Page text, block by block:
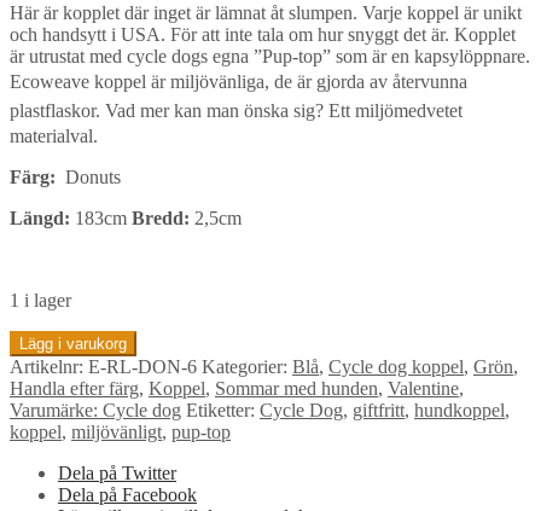
Här är kopplet där inget är lämnat åt slumpen. Varje koppel är unikt
och handsytt i USA. För att inte tala om hur snyggt det är. Kopplet
är utrustat med cycle dogs egna ”Pup-top” som är en kapsylöppnare.
Ecoweave koppel är miljövänliga, de är gjorda av återvunna
plastflaskor. Vad mer kan man önska sig? Ett miljömedvetet
materialval.
Färg: Donuts
Längd: 183cm Bredd: 2,5cm
1 i lager
Cycle
Dog
EcoWeave
Koppel
-
Donuts
mängd
Lägg i varukorg
Artikelnr: E-RL-DON-6 Kategorier: Blå, Cycle dog koppel, Grön,
Handla efter färg, Koppel, Sommar med hunden, Valentine,
Varumärke: Cycle dog Etiketter: Cycle Dog, giftfritt, hundkoppel,
koppel, miljövänligt, pup-top
Dela på Twitter
Dela på Facebook